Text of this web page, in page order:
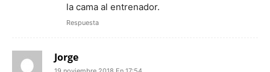
la cama al entrenador.
Respuesta
Jorge